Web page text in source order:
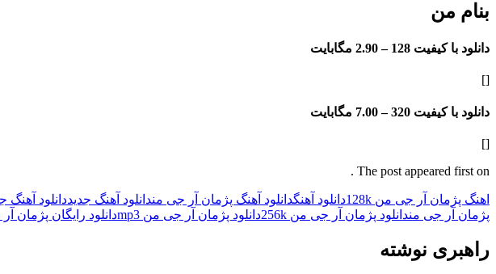
بنام من
دانلود با کیفیت 128 – 2.90 مگابایت
[]
دانلود با کیفیت 320 – 7.00 مگابایت
[]
The post appeared first on .
اهنگ پژمان آر جی من 128k دانلود آهنگدانلود آهنگ پژمان آر جی مندانلود آهنگ جدیددانلود آهنگ
پژمان آر جی مندانلود پژمان آر جی من 256k دانلود پژمان آر جی من mp3 دانلود رایگان پژمان
راهبری نوشته